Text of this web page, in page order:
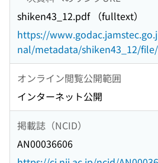
shiken43_12.pdf （fulltext）
https://
nal/metadata/shiken43_12/
オンライン閲覧公開範囲
インターネット公開
掲載誌（NCID）
AN00036606